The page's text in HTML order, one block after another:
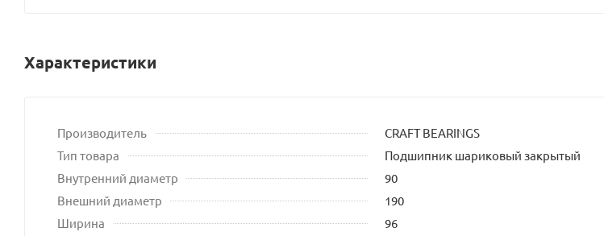
Характеристики
Производитель
CRAFT BEARINGS
Тип товара
Подшипник шариковый закрытый
Внутренний диаметр
90
Внешний диаметр
190
Ширина
96